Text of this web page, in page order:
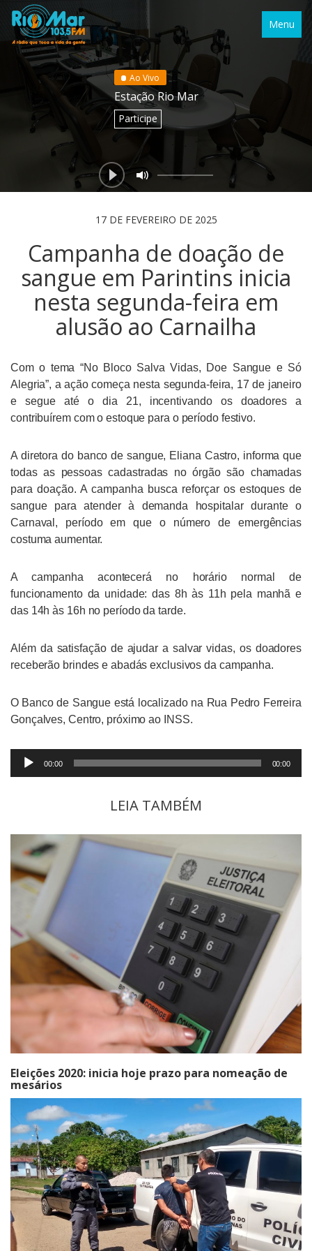
Menu
Ao Vivo
Estação Rio Mar
Participe
17 DE FEVEREIRO DE 2025
Campanha de doação de
sangue em Parintins inicia
nesta segunda-feira em
alusão ao Carnailha
Com o tema “No Bloco Salva Vidas, Doe Sangue e Só
Alegria”, a ação começa nesta segunda-feira, 17 de janeiro
e segue até o dia 21, incentivando os doadores a
contribuírem com o estoque para o período festivo.
A diretora do banco de sangue, Eliana Castro, informa que
todas as pessoas cadastradas no órgão são chamadas
para doação. A campanha busca reforçar os estoques de
sangue para atender à demanda hospitalar durante o
Carnaval, período em que o número de emergências
costuma aumentar.
A campanha acontecerá no horário normal de
funcionamento da unidade: das 8h às 11h pela manhã e
das 14h às 16h no período da tarde.
Além da satisfação de ajudar a salvar vidas, os doadores
receberão brindes e abadás exclusivos da campanha.
O Banco de Sangue está localizado na Rua Pedro Ferreira
Gonçalves, Centro, próximo ao INSS.
Tocador
de
00:00 00:00
LEIA TAMBÉM
Eleições 2020: inicia hoje prazo para nomeação de
mesários